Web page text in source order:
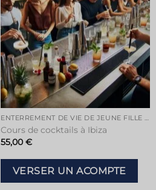
ENTERREMENT DE VIE DE JEUNE FILLE À IBIZA
Cours de cocktails à Ibiza
55,00€
VERSER UN ACOMPTE